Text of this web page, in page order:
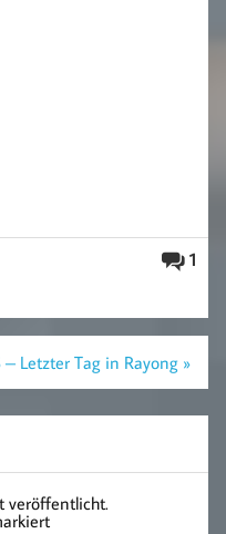
1
– Letzter Tag in Rayong »
veröffentlicht.